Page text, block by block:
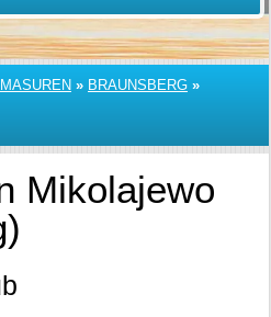
» BRAUNSBERG »
Mikolajewo